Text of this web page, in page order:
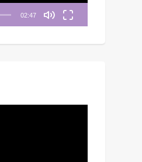
02:47